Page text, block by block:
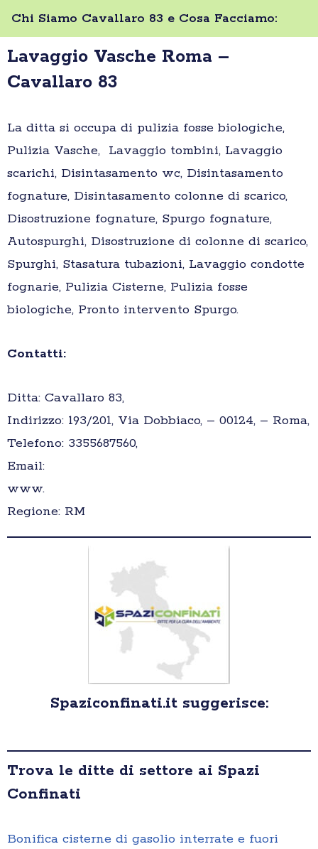
Chi Siamo Cavallaro 83 e Cosa Facciamo:
Lavaggio Vasche Roma –
Cavallaro 83
La ditta si occupa di pulizia fosse biologiche,
Pulizia Vasche, Lavaggio tombini, Lavaggio
scarichi, Disintasamento wc, Disintasamento
fognature, Disintasamento colonne di scarico,
Disostruzione fognature, Spurgo fognature,
Autospurghi, Disostruzione di colonne di scarico,
Spurghi, Stasatura tubazioni, Lavaggio condotte
fognarie, Pulizia Cisterne, Pulizia fosse
biologiche, Pronto intervento Spurgo.
Contatti:
Ditta: Cavallaro 83,
Indirizzo: 193/201, Via Dobbiaco, – 00124, – Roma,
Telefono: 3355687560,
Email:
www.
Regione: RM
Spaziconfinati.it suggerisce:
Trova le ditte di settore ai Spazi
Confinati
Bonifica cisterne di gasolio interrate e fuori